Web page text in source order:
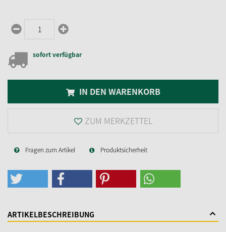
sofort verfügbar
IN DEN WARENKORB
ZUM MERKZETTEL
Fragen zum Artikel Produktsicherheit
ARTIKELBESCHREIBUNG